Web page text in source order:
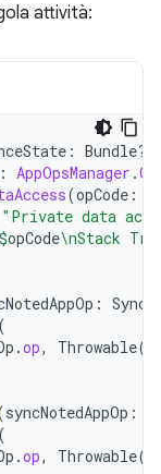
attività:
: Bundle?)
: AppOpsManager .
(opCode :
"Private data
$opCode\nStack
:
(
.op, Throwable
syncNotedAppOp :
(
.op, Throwable